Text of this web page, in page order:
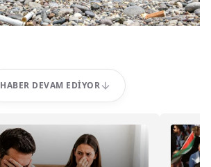
HABER DEVAM EDIYOR